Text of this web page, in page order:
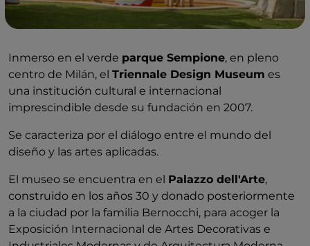
Inmerso en el verde parque Sempione, en pleno
centro de Milán, el Triennale Design Museum es
una institución cultural e internacional
imprescindible desde su fundación en 2007.
Se caracteriza por el diálogo entre el mundo del
diseño y las artes aplicadas.
El museo se encuentra en el Palazzo dell'Arte,
construido en los años 30 y donado posteriormente
a la ciudad por la familia Bernocchi, para acoger la
Exposición Internacional de Artes Decorativas e